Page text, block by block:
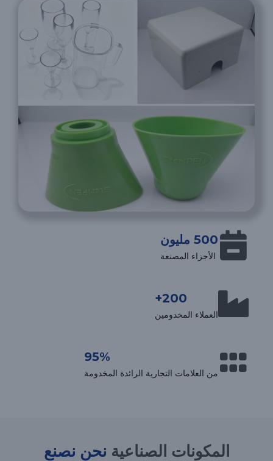
500 مليون
الأجزاء المصنعة
200+
العملاء المخدومين
95%
من العلامات التجارية الرائدة المخدومة
المكونات الصناعية نحن نصنع